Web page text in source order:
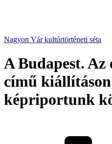
Nagyon Vár kultúrtörténeti séta
A Budapest.
című
képriportunk